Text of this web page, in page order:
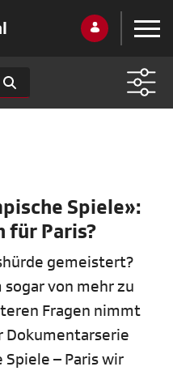
Spiele»:
für Paris?
gemeistert?
von mehr zu
Fragen nimmt
Dokumentarserie
Spiele – Paris wir